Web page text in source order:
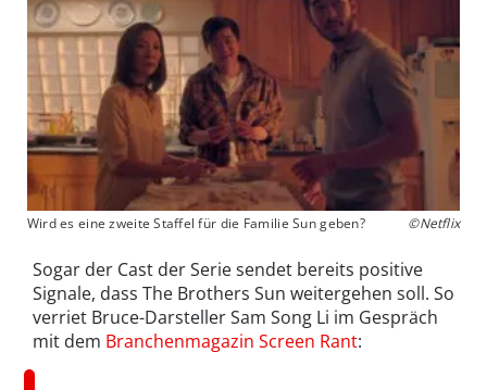
Wird es eine zweite Staffel für die Familie Sun geben? ©Netflix
Sogar der Cast der Serie sendet bereits positive
Signale, dass The Brothers Sun weitergehen soll. So
verriet Bruce-Darsteller Sam Song Li im Gespräch
mit dem Branchenmagazin Screen Rant: